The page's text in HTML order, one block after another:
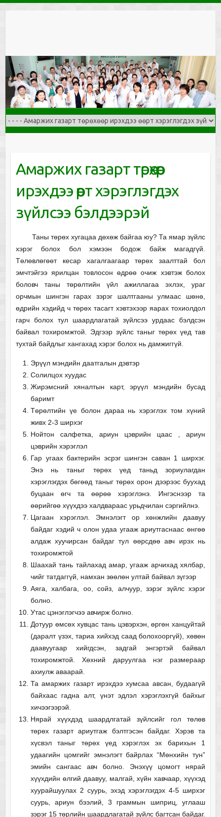
Aмаржих газарт төрөхөөр
ирэхдээ өөрт хэрэглэгдэх
зүйлсээ бэлдээрэй
Таны төрөх хугацаа дөхөж байгаа юу? Та ямар зүйлс
хэрэг болох бол хэмээн бодож байж магадгүй.
Төлөвлөгөөт кесар хагалгаагаар төрөх заалттай бол
эмчтэйгээ ярилцан товлосон өдрөө очиж хэвтэж болох
боловч таны төрөлтийн үйл ажиллагаа эхлэх, ураг
орчмын шингэн гарах зэрэг шалтгааны улмаас шөнө,
өдрийн хэдийд ч төрөх тасагт хэвтэхээр яарах тохиолдол
гарч болох тул шаардлагатай зүйлсээ урдаас бэлдсэн
байвал тохиромжтой. Эдгээр зүйлс таныг төрөх үед тав
тухтай байдлыг хангахад хэрэг болох нь дамжиггүй.
Эрүүл мэндийн даатгалын дэвтэр
Солилцох хуудас
Жирэмсний хяналтын карт, эрүүл мэндийн бусад
баримт
Төрөлтийн үе болон дараа нь хэрэглэх том хүний
живх 2-3 ширхэг
Нойтон салфетка, ариун цэврийн цаас , ариун
цэврийн хэрэглэл
Гар угаах бактерийн эсрэг шингэн саван 1 ширхэг.
Энэ нь таныг төрөх үед таньд зориулагдан
хэрэглэгдэх бөгөөд таныг төрөх орон дээрээс буухад
буцаан өгч та өөрөө хэрэглэнэ. Ингэснээр та
өөрийгөө хүүхдээ халдвараас урьдчилан сэргийлнэ.
Цагаан хэрэглэл. Эмнэлэгт ор хөнжлийн даавуу
байдаг хэдий ч олон удаа угааж ариутгаснаас өнгөө
алдаж хуучирсан байдаг тул өөрсдөө авч ирэх нь
тохиромжтой
Шаахай тань тайлахад амар, угааж арчихад хялбар,
чийг татдаггүй, намхан зөөлөн ултай байвал зүгээр
Аяга, халбага, оо, сойз, алчуур, зэрэг зүйлс хэрэг
болно.
Утас цэнэглэгчээ авчирж болно.
Дотуур өмсөх хувцас тань цэвэрхэн, өргөн ханцуйтай
(даралт үзэх, тариа хийхэд саад болохооргүй), хөвөн
даавуугаар хийгдсэн, задгай энгэртэй байвал
тохиромжтой. Хөхний даруулгаа нэг размераар
ахиулж аваарай.
Та амаржих газарт ирэхдээ хумсаа авсан, будаагүй
байхаас гадна алт, үнэт эдлэл хэрэглэхгүй байхыг
хичээгээрэй.
Нярай хүүхдэд шаардлгатай зүйлсийг гол төлөв
төрөх газарт ариутгаж бэлтгэсэн байдаг. Хэрэв та
хүсвэл таныг төрөх үед хэрэглэх эх барихын 1
удаагийн цомгийг эмнэлэгт байрлах “Мөнхийн тун”
эмийн сангаас авч болно. Энэхүү цомогт нярай
хүүхдийн өлгий даавуу, малгай, хүйн хавчаар, хүүхэд
хуурайшуулах 2 суурь, эхэд хэрэглэгдэх 4-5 ширхэг
суурь, ариун бээлий, 3 граммын шиприц, углааш
зэрэг 15 төрлийн шаардлагатай зүйлс багтсан байдаг.